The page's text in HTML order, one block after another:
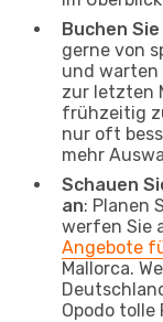
Buchen
gerne von
und warten
zur letzten
frühzeitig
nur oft
mehr
Schauen
an: Planen
werfen Sie
Angebote
Mallorca.
Opodo